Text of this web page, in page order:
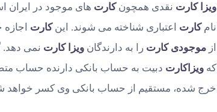
ویزا کارت نقدی همچونکارت های موجود در ایران
نامکارت اعتباری شناخته می شوند. اینکارت
از موجودی کارت را به دارندگان ویزا کارت نمی
که ویزاکارت دبیت به حساب بانکی دارنده حساب
خرج شده، مستقیم از حساب بانکی وی کسر خواهد